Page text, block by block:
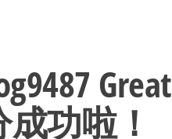
Great
功啦！